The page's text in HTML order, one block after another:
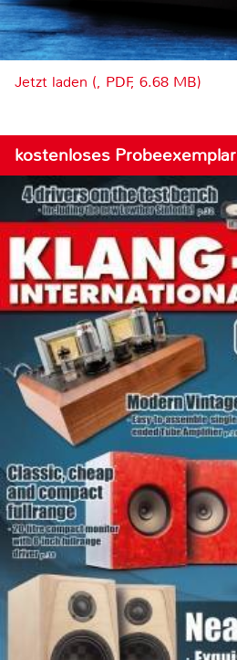
Jetzt laden (, PDF, 6.68 MB)
kostenloses Probeexemplar